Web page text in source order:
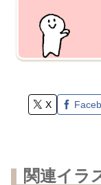
X
関連イラ